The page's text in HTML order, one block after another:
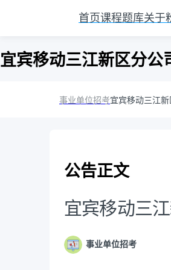
首页课程题库关于
宜宾移动三江新区分公
事业单位招考宜宾移动三江
公告正文
宜宾移动三
事业单位招考